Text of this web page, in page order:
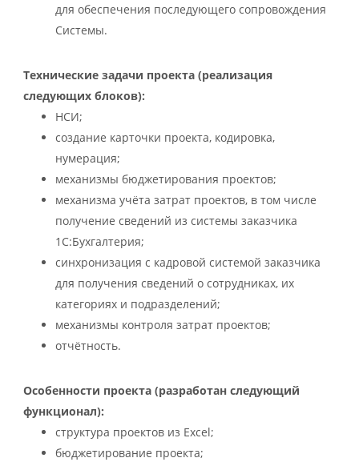
для обеспечения последующего сопровождения
Системы.
Технические задачи проекта (реализация
следующих блоков):
НСИ;
создание карточки проекта, кодировка,
нумерация;
механизмы бюджетирования проектов;
механизма учёта затрат проектов, в том числе
получение сведений из системы заказчика
1С:Бухгалтерия;
синхронизация с кадровой системой заказчика
для получения сведений о сотрудниках, их
категориях и подразделений;
механизмы контроля затрат проектов;
отчётность.
Особенности проекта (разработан следующий
функционал):
структура проектов из Excel;
бюджетирование проекта;